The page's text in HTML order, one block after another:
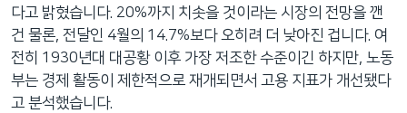
다고 밝혔습니다. 20%까지 치솟을 것이라는 시장의 전망을 깬
건 물론, 전달인 4월의 14.7%보다 오히려 더 낮아진 겁니다. 여
전히 1930년대 대공황 이후 가장 저조한 수준이긴 하지만, 노동
부는 경제 활동이 제한적으로 재개되면서 고용 지표가 개선됐다
고 분석했습니다.